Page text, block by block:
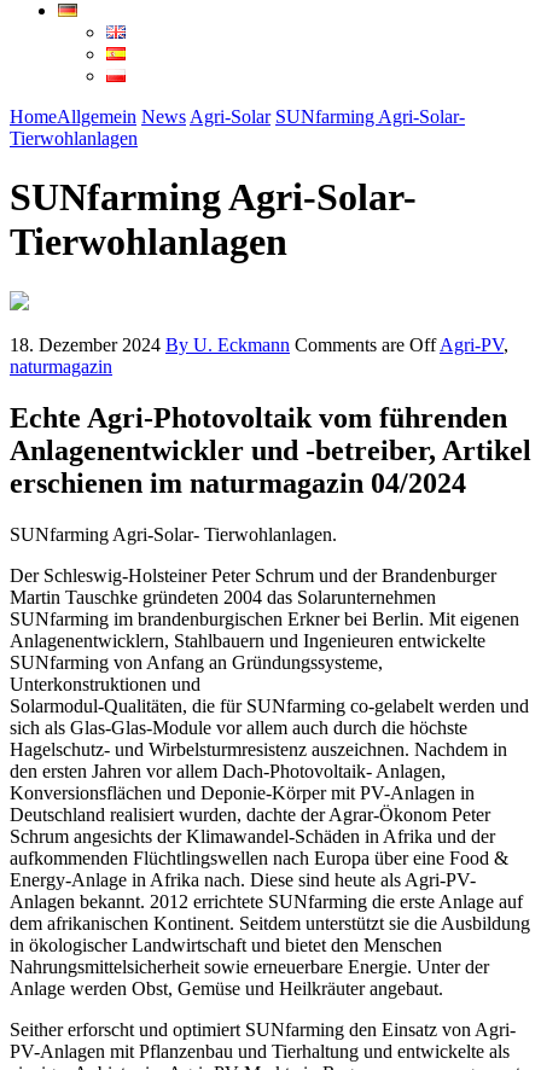
HomeAllgemein News Agri-Solar SUNfarming Agri-Solar-
Tierwohlanlagen
SUNfarming Agri-Solar-
Tierwohlanlagen
18. Dezember 2024 By U. Eckmann Comments are Off Agri-PV,
naturmagazin
Echte Agri-Photovoltaik vom führenden
Anlagenentwickler und -betreiber, Artikel
erschienen im naturmagazin 04/2024
SUNfarming Agri-Solar- Tierwohlanlagen.
Der Schleswig-Holsteiner Peter Schrum und der Brandenburger
Martin Tauschke gründeten 2004 das Solarunternehmen
SUNfarming im brandenburgischen Erkner bei Berlin. Mit eigenen
Anlagenentwicklern, Stahlbauern und Ingenieuren entwickelte
SUNfarming von Anfang an Gründungssysteme,
Unterkonstruktionen und
Solarmodul-Qualitäten, die für SUNfarming co-gelabelt werden und
sich als Glas-Glas-Module vor allem auch durch die höchste
Hagelschutz- und Wirbelsturmresistenz auszeichnen. Nachdem in
den ersten Jahren vor allem Dach-Photovoltaik- Anlagen,
Konversionsflächen und Deponie-Körper mit PV-Anlagen in
Deutschland realisiert wurden, dachte der Agrar-Ökonom Peter
Schrum angesichts der Klimawandel-Schäden in Afrika und der
aufkommenden Flüchtlingswellen nach Europa über eine Food &
Energy-Anlage in Afrika nach. Diese sind heute als Agri-PV-
Anlagen bekannt. 2012 errichtete SUNfarming die erste Anlage auf
dem afrikanischen Kontinent. Seitdem unterstützt sie die Ausbildung
in ökologischer Landwirtschaft und bietet den Menschen
Nahrungsmittelsicherheit sowie erneuerbare Energie. Unter der
Anlage werden Obst, Gemüse und Heilkräuter angebaut.
Seither erforscht und optimiert SUNfarming den Einsatz von Agri-
PV-Anlagen mit Pflanzenbau und Tierhaltung und entwickelte als